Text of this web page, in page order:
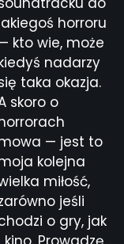
horroru
kto wie, może
nadarzy
taka okazja.
skoro o
— jest to
kolejna
miłość,
jeśli
o gry, jak